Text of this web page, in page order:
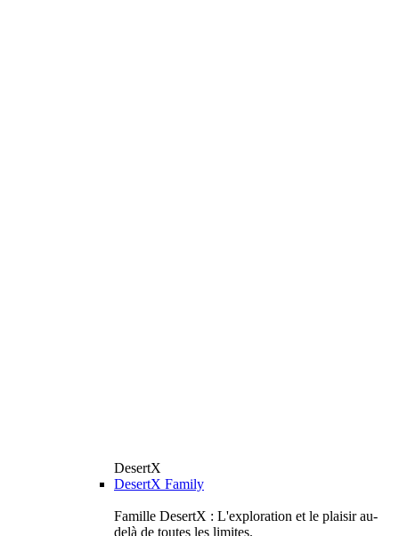
DesertX
DesertX Family
Famille DesertX : L'exploration et le plaisir au-
delà de toutes les limites.